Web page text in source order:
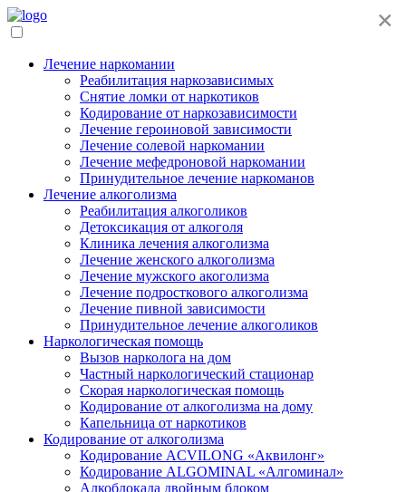
Лечение наркомании
Реабилитация наркозависимых
Снятие ломки от наркотиков
Кодирование от наркозависимости
Лечение героиновой зависимости
Лечение солевой наркомании
Лечение мефедроновой наркомании
Принудительное лечение наркоманов
Лечение алкоголизма
Реабилитация алкоголиков
Детоксикация от алкоголя
Клиника лечения алкоголизма
Лечение женского алкоголизма
Лечение мужского акоголизма
Лечение подросткового алкоголизма
Лечение пивной зависимости
Принудительное лечение алкоголиков
Наркологическая помощь
Вызов нарколога на дом
Частный наркологический стационар
Скорая наркологическая помощь
Кодирование от алкоголизма на дому
Капельница от наркотиков
Кодирование от алкоголизма
Кодирование ACVILONG «Аквилонг»
Кодирование ALGOMINAL «Алгоминал»
Алкоблокада двойным блоком
×